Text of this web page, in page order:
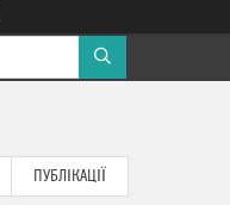
ПУБЛІКАЦІЇ